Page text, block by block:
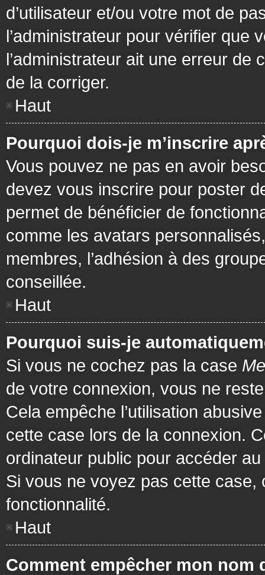
d’utilisateur et/ou votre mot de
l’administrateur pour vérifier que
l’administrateur ait une erreur de
de la corriger.
Haut
Pourquoi dois-je m’inscrire
Vous pouvez ne pas en avoir
devez vous inscrire pour poster
permet de bénéficier de
comme les avatars
membres, l’adhésion à des
conseillée.
Haut
Pourquoi suis-je
Si vous ne cochez pas la case
de votre connexion, vous ne
Cela empêche l’utilisation
cette case lors de la connexion.
ordinateur public pour accéder
Si vous ne voyez pas cette case,
fonctionnalité.
Haut
Comment empêcher mon nom